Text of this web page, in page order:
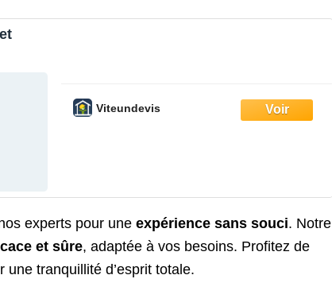
Viteundevis
experts pour une expérience sans souci. Notre
et sûre, adaptée à vos besoins. Profitez de
une tranquillité d’esprit totale.